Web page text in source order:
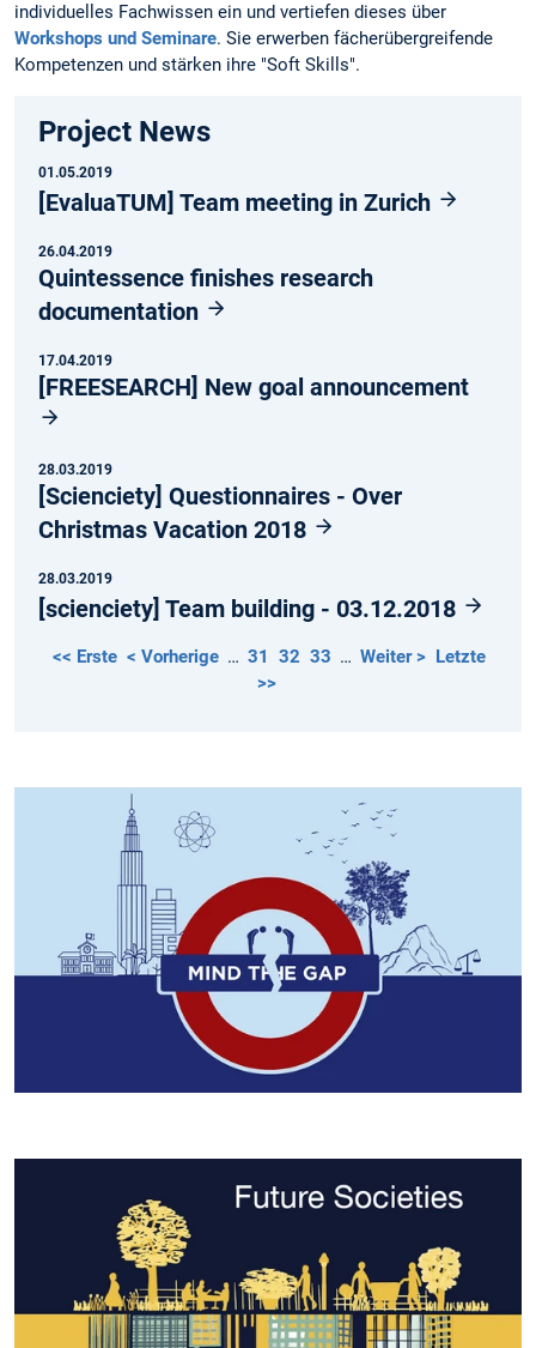
individuelles Fachwissen ein und vertiefen dieses über
Workshops und Seminare. Sie erwerben fächerübergreifende
Kompetenzen und stärken ihre "Soft Skills".
Project News
01.05.2019
[EvaluaTUM] Team meeting in Zurich
26.04.2019
Quintessence finishes research
documentation
17.04.2019
[FREESEARCH] New goal announcement
28.03.2019
[Scienciety] Questionnaires - Over
Christmas Vacation 2018
28.03.2019
[scienciety] Team building - 03.12.2018
<< Erste < Vorherige … 31 32 33 … Weiter > Letzte
>>